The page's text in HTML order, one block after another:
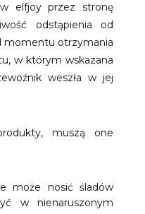
elfjoy przez stronę
odstąpienia od
momentu otrzymania
w którym wskazana
weszła w jej
muszą one
może nosić śladów
w nienaruszonym